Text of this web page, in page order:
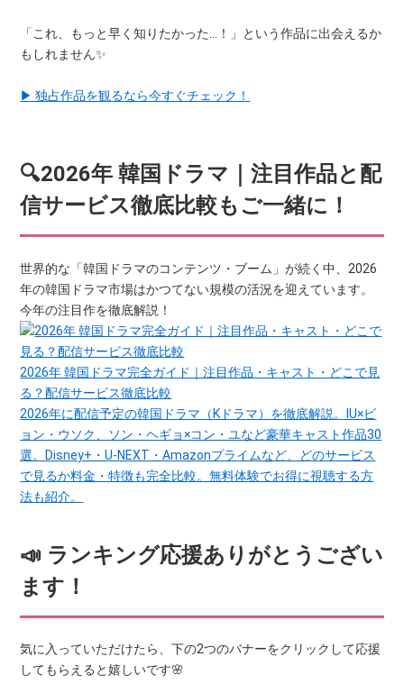
「これ、もっと早く知りたかった…！」という作品に出会えるか
もしれません✨
▶ 独占作品を観るなら今すぐチェック！
🔍2026年 韓国ドラマ｜注目作品と配
信サービス徹底比較もご一緒に！
世界的な「韓国ドラマのコンテンツ・ブーム」が続く中、2026
年の韓国ドラマ市場はかつてない規模の活況を迎えています。
今年の注目作を徹底解説！
2026年 韓国ドラマ完全ガイド｜注目作品・キャスト・どこで見
る？配信サービス徹底比較
2026年に配信予定の韓国ドラマ（Kドラマ）を徹底解説。IU×ビ
ョン・ウソク、ソン・ヘギョ×コン・ユなど豪華キャスト作品30
選。Disney+・U-NEXT・Amazonプライムなど、どのサービス
で見るか料金・特徴も完全比較。無料体験でお得に視聴する方
法も紹介。
📣 ランキング応援ありがとうござい
ます！
気に入っていただけたら、下の2つのバナーをクリックして応援
してもらえると嬉しいです🌸